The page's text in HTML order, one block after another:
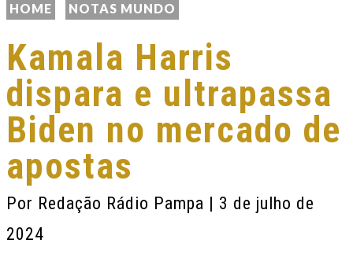
HOME NOTAS MUNDO
Kamala Harris
dispara e ultrapassa
Biden no mercado de
apostas
Por Redação Rádio Pampa | 3 de julho de
2024